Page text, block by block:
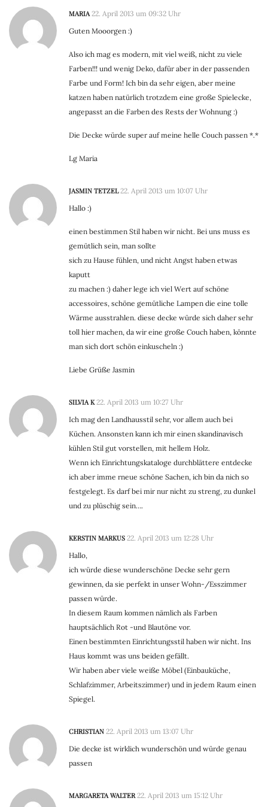
MARIA 22. April 2013 um 09:32 Uhr
Guten Mooorgen :)
Also ich mag es modern, mit viel weiß, nicht zu viele
Farben!!! und wenig Deko, dafür aber in der passenden
Farbe und Form! Ich bin da sehr eigen, aber meine
katzen haben natürlich trotzdem eine große Spielecke,
angepasst an die Farben des Rests der Wohnung :)
Die Decke würde super auf meine helle Couch passen *.*
Lg Maria
JASMIN TETZEL 22. April 2013 um 10:07 Uhr
Hallo :)
einen bestimmen Stil haben wir nicht. Bei uns muss es
gemütlich sein, man sollte
sich zu Hause fühlen, und nicht Angst haben etwas
kaputt
zu machen :) daher lege ich viel Wert auf schöne
accessoires, schöne gemütliche Lampen die eine tolle
Wärme ausstrahlen. diese decke würde sich daher sehr
toll hier machen, da wir eine große Couch haben, könnte
man sich dort schön einkuscheln :)
Liebe Grüße Jasmin
SILVIA K 22. April 2013 um 10:27 Uhr
Ich mag den Landhausstil sehr, vor allem auch bei
Küchen. Ansonsten kann ich mir einen skandinavisch
kühlen Stil gut vorstellen, mit hellem Holz.
Wenn ich Einrichtungskataloge durchblättere entdecke
ich aber imme rneue schöne Sachen, ich bin da nich so
festgelegt. Es darf bei mir nur nicht zu streng, zu dunkel
und zu plüschig sein….
KERSTIN MARKUS 22. April 2013 um 12:28 Uhr
Hallo,
ich würde diese wunderschöne Decke sehr gern
gewinnen, da sie perfekt in unser Wohn-/Esszimmer
passen würde.
In diesem Raum kommen nämlich als Farben
hauptsächlich Rot -und Blautöne vor.
Einen bestimmten Einrichtungsstil haben wir nicht. Ins
Haus kommt was uns beiden gefällt.
Wir haben aber viele weiße Möbel (Einbauküche,
Schlafzimmer, Arbeitszimmer) und in jedem Raum einen
Spiegel.
CHRISTIAN 22. April 2013 um 13:07 Uhr
Die decke ist wirklich wunderschön und würde genau
passen
MARGARETA WALTER 22. April 2013 um 15:12 Uhr